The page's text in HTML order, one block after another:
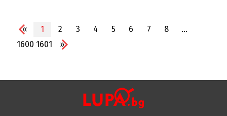
« 1 2 3 4 5 6 7 8
...
1600 1601 »